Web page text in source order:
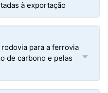
à exportação
para a ferrovia
de carbono e pelas